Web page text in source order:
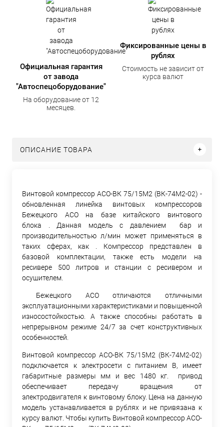
Официальная гарантия
от завода
"Автоспецоборудование"
На оборудование от 12
месяцев.
Фиксированные цены в
рублях
Стоимость не зависит от
курса валют
ОПИСАНИЕ ТОВАРА
Винтовой компрессор АСО-ВК 75/15М2 (ВК-74М2-02) -
обновленная линейка винтовых компрессоров
Бежецкого АСО на базе китайского винтового
блока . Данная модель с давлением бар и
производительностью л/мин может применяться в
таких сферах, как . Компрессор представлен в
базовой комплектации, также есть модели на
ресивере 500 литров и станции с ресивером и
осушителем.
Бежецкого АСО отличаются отличными
эксплуатационными характеристиками и повышенной
износостойкостью. А также способны работать в
непрерывном режиме 24/7 за счет конструктивных
особенностей.
Винтовой компрессор АСО-ВК 75/15М2 (ВК-74М2-02)
подключается к электросети с питанием В, имеет
габаритные размеры мм и вес 1480 кг. привод
обеспечивает передачу вращения от
электродвигателя к винтовому блоку. Цена на данную
модель устанавливается в рублях и не привязана к
курсу валют. Чтобы купить Винтовой компрессор АСО-